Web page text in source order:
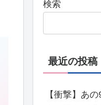
検索
最近の投稿
【衝撃】あ